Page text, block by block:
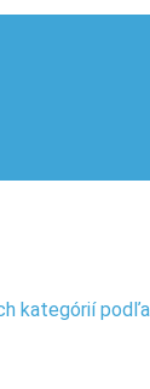
kategórií